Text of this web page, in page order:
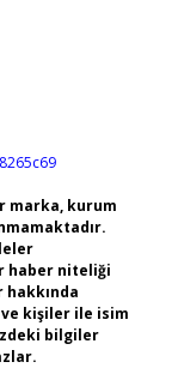
marka, kurum
haber niteliği
ve kişiler ile isim
bilgiler